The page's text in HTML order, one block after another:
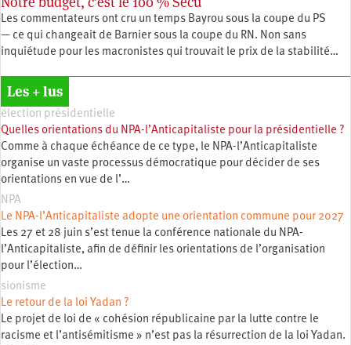
Les commentateurs ont cru un temps Bayrou sous la coupe du PS
— ce qui changeait de Barnier sous la coupe du RN. Non sans
inquiétude pour les macronistes qui trouvait le prix de la stabilité…
Les + lus
élection présidentielle
Quelles orientations du NPA-l’Anticapitaliste pour la présidentielle ?
Comme à chaque échéance de ce type, le NPA-l’Anticapitaliste
organise un vaste processus démocratique pour décider de ses
orientations en vue de l’…
NPA
Le NPA-l’Anticapitaliste adopte une orientation commune pour 2027
Les 27 et 28 juin s’est tenue la conférence nationale du NPA-
l’Anticapitaliste, afin de définir les orientations de l’organisation
pour l’élection…
sionisme
Le retour de la loi Yadan ?
Le projet de loi de « cohésion républicaine par la lutte contre le
racisme et l’antisémitisme » n’est pas la résurrection de la loi Yadan.